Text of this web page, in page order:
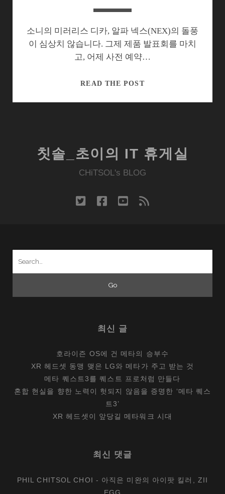
나
~”
소니의 미러리스 디카, 알파 넥스(NEX)의 돌풍
이 심상치 않습니다. 그제 제품 발표회를 마치
고, 어제 사전 예약…
READ THE POST이
알
파
(NEX)
르
칫솔_초이의 IT 휴게실
CHiTSOL's BLOG
twitterfacebook
youtube
rss
최신 글
호라이즌 OS에 건 메타의 승부수
XR 헤드셋 동맹 맺은 LG와 메타가 주고 받는 것
메타 퀘스트3를 퀘스트 프로처럼 만들다
혼합 현실을 향한 노력이 헛되지 않음을 증명한 ‘메타 퀘스
트3’
XR 헤드셋이 앞당길 메타워크 시대
최신 댓글
PHIL CHITSOL CHOI - 아직은 미완의 아이팟 킬러, ZII